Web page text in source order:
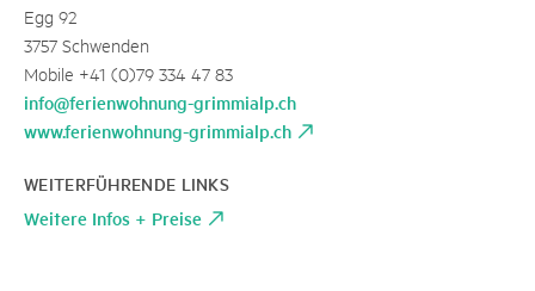
Egg 92
3757 Schwenden
Mobile +41 (0)79 334 47 83
info@ferienwohnung-grimmialp.ch
www.ferienwohnung-grimmialp.ch
WEITERFÜHRENDE LINKS
Weitere Infos + Preise